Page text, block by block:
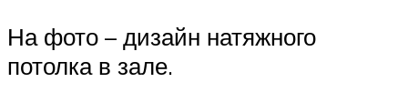
На фото – дизайн натяжного
потолка в зале.